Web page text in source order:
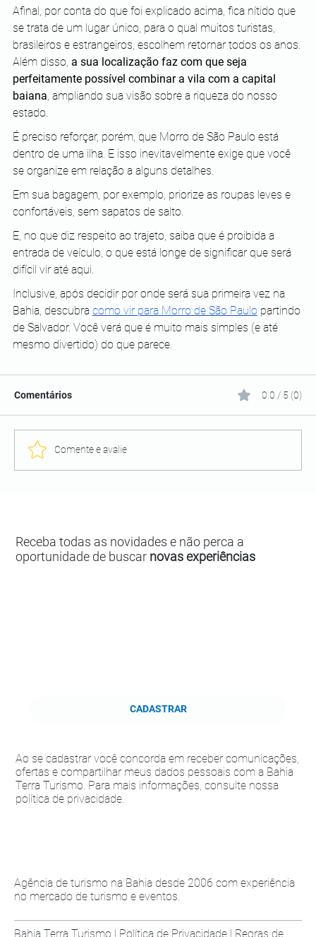
Afinal, por conta do que foi explicado acima, fica nítido que
se trata de um lugar único, para o qual muitos turistas,
brasileiros e estrangeiros, escolhem retornar todos os anos.
Além disso, a sua localização faz com que seja
perfeitamente possível combinar a vila com a capital
baiana , ampliando sua visão sobre a riqueza do nosso
estado.
É preciso reforçar, porém, que Morro de São Paulo está
dentro de uma ilha. E isso inevitavelmente exige que você
se organize em relação a alguns detalhes.
Em sua bagagem, por exemplo, priorize as roupas leves e
confortáveis, sem sapatos de salto.
E, no que diz respeito ao trajeto, saiba que é proibida a
entrada de veículo, o que está longe de significar que será
difícil vir até aqui.
Inclusive, após decidir por onde será sua primeira vez na
Bahia, descubra como vir para Morro de São Paulo partindo
de Salvador. Você verá que é muito mais simples (e até
mesmo divertido) do que parece.
Comentários 0.0 / 5 (0)
Comente e avalie
Agência de turismo na Bahia desde 2006 com experiência
no mercado de turismo e eventos.
Bahia Terra Turismo | Política de Privacidade | Regras de
Receba todas as novidades e não perca a
oportunidade de buscar novas experiências
CADASTRAR
Ao se cadastrar você concorda em receber comunicações,
ofertas e compartilhar meus dados pessoais com a Bahia
Terra Turismo. Para mais informações, consulte nossa
política de privacidade.